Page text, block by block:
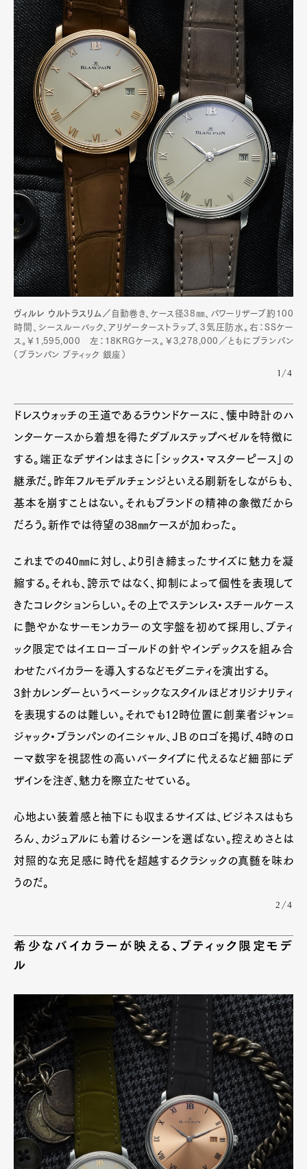
Art&Design Watch
Fashion
GourmetCars
ProductCultureLifestyle
Pen Membership
Magazine
Official Columnist
About
Contact
Pen Meet
Pen international Pen tw
ヴィルレ ウルトラスリム／ 自動巻き、ケース径38㎜、パワーリザーブ約100
時間、シースルーバック、アリゲーターストラップ、3気圧防水。右：SSケー
ス。￥1,595,000 左：18KRGケース。￥3,278,000／ともにブランパン
（ブランパン ブティック 銀座）
1/4
ドレスウォッチの王道であるラウンドケースに、懐中時計のハ
ンターケースから着想を得たダブルステップベゼルを特徴に
する。端正なデザインはまさに「シックス・マスターピース」の
継承だ。昨年フルモデルチェンジといえる刷新をしながらも、
基本を崩すことはない。それもブランドの精神の象徴だから
だろう。新作では待望の38㎜ケースが加わった。
これまでの40㎜に対し、より引き締まったサイズに魅力を凝
縮する。それも、誇示ではなく、抑制によって個性を表現して
きたコレクションらしい。その上でステンレス・スチールケース
に艶やかなサーモンカラーの文字盤を初めて採用し、ブティ
ック限定ではイエローゴールドの針やインデックスを組み合
わせたバイカラーを導入するなどモダニティを演出する。
3針カレンダーというベーシックなスタイルほどオリジナリティ
を表現するのは難しい。それでも12時位置に創業者ジャン=
ジャック・ブランパンのイニシャル、ＪＢのロゴを掲げ、4時のロ
ーマ数字を視認性の高いバータイプに代えるなど細部にデ
ザインを注ぎ、魅力を際立たせている。
心地よい装着感と袖下にも収まるサイズは、ビジネスはもち
ろん、カジュアルにも着けるシーンを選ばない。控えめさとは
対照的な充足感に時代を超越するクラシックの真髄を味わ
うのだ。
2/4
希少なバイカラーが映える、ブティック限定モデ
ル